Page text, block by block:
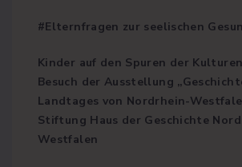
#Elternfragen zur seelischen
Kinder auf den Spuren der
Besuch der Ausstellung
Landtages von Nordrhein-
Stiftung Haus der Geschichte
Westfalen